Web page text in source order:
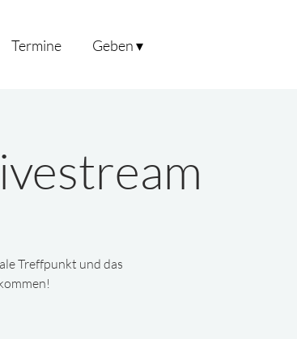
Termine Geben ▾
Treffpunkt und das